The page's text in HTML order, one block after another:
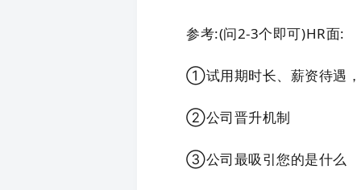
参考:(问2-3个即可)HR面:
①试用期时长、薪资待遇
②公司晋升机制
③公司最吸引您的是什么